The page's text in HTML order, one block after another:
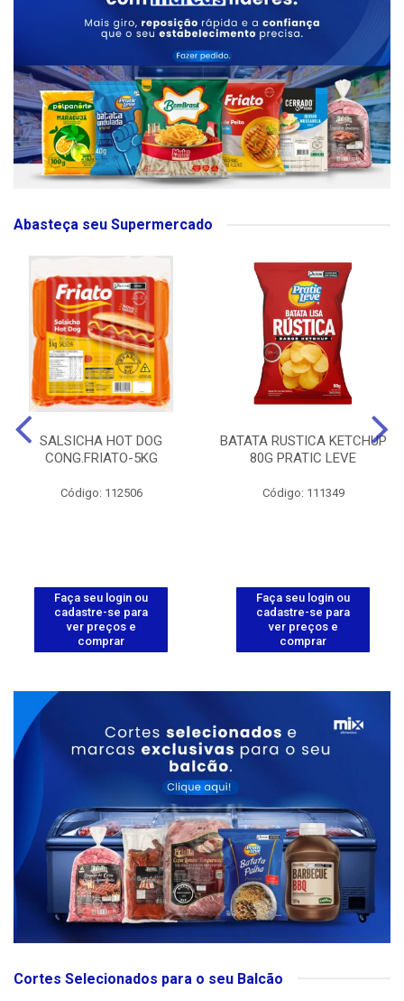
Abasteça seu Supermercado
SALSICHA HOT DOG
CONG.FRIATO-5KG
Código: 112506
Faça seu login ou
cadastre-se para
ver preços e
comprar
BATATA RUSTICA KETCHUP
80G PRATIC LEVE
Código: 111349
Faça seu login ou
cadastre-se para
ver preços e
comprar
Cortes Selecionados para o seu Balcão